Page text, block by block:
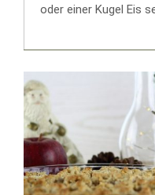
oder einer Kugel Eis